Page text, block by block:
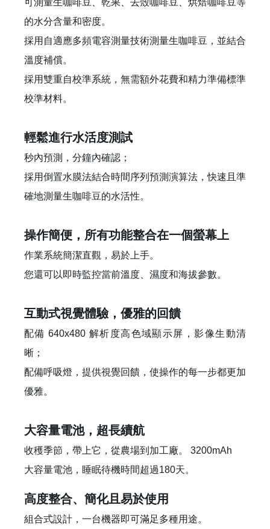
可測量生咖啡豆、乾果、去殼咖啡豆、烘焙咖啡豆等
的水分含量和密度。
採用自適應多頻電容測量技術測量生咖啡豆，並結合
溫度補償。
採用雙重自校準系統，無需額外花費和精力準備標準
校準材料。
輕鬆進行水活度測試
秒內預測，分鐘內確認；
採用倒置水膜法結合時間序列預測演算法，快速且準
確地測量生咖啡豆的水活性。
操作簡便，所有功能整合在一個螢幕上
作業系統簡潔直觀，易於上手。
您還可以即時監控當前溫度、濕度和海拔參數。
互動式視覺體驗，優雅的回饋
配備 640x480 解析度高色域顯示屏，影像生動清
晰；
配備呼吸燈，提供視覺回饋，使操作的每一步都更加
優雅。
大容量電池，超長續航
收穫季節，帶上它，從農場到加工廠。 3200mAh
大容量電池，睡眠待機時間超過180天。
高度整合、簡化且易於使用
組合式設計，一台機器即可滿足多種用途。